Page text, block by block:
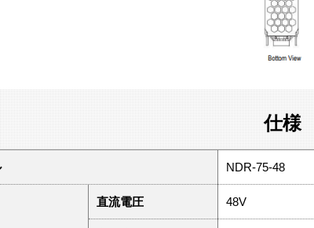
仕様
NDR-75-48
直流電圧 48V